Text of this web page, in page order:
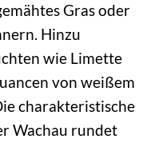
Gras oder
Hinzu
wie Limette
von weißem
charakteristische
Wachau rundet